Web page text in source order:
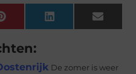
PinterestLinkedInEmail
De zomer is weer